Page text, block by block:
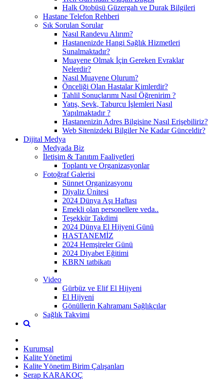
Halk Otobüsü Güzergah ve Durak Bilgileri
Hastane Telefon Rehberi
Sık Sorulan Sorular
Nasıl Randevu Alırım?
Hastanenizde Hangi Sağlık Hizmetleri
Sunalmaktadır?
Muayene Olmak İçin Gereken Evraklar
Nelerdir?
Nasıl Muayene Olurum?
Önceliği Olan Hastalar Kimlerdir?
Tahlil Sonuçlarımı Nasıl Öğrenirim ?
Yatış, Sevk, Taburcu İşlemleri Nasıl
Yapılmaktadır ?
Hastanenizin Adres Bilgisine Nasıl Erişebiliriz?
Web Sitenizdeki Bilgiler Ne Kadar Günceldir?
Dijital Medya
Medyada Biz
İletişim & Tanıtım Faaliyetleri
Toplantı ve Organizasyonlar
Fotoğraf Galerisi
Sünnet Organizasyonu
Diyaliz Ünitesi
2024 Dünya Aşı Haftası
Emekli olan personellere veda..
Teşekkür Takdimi
2024 Dünya El Hijyeni Günü
HASTANEMİZ
2024 Hemşireler Günü
2024 Diyabet Eğitimi
KBRN tatbikatı
Video
Gürbüz ve Elif El Hijyeni
El Hijyeni
Gönüllerin Kahramanı Sağlıkçılar
Sağlık Takvimi
Kurumsal
Kalite Yönetimi
Kalite Yönetim Birim Çalışanları
Serap KARAKOÇ